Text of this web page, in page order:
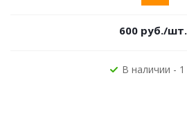
600руб./шт.
В наличии -